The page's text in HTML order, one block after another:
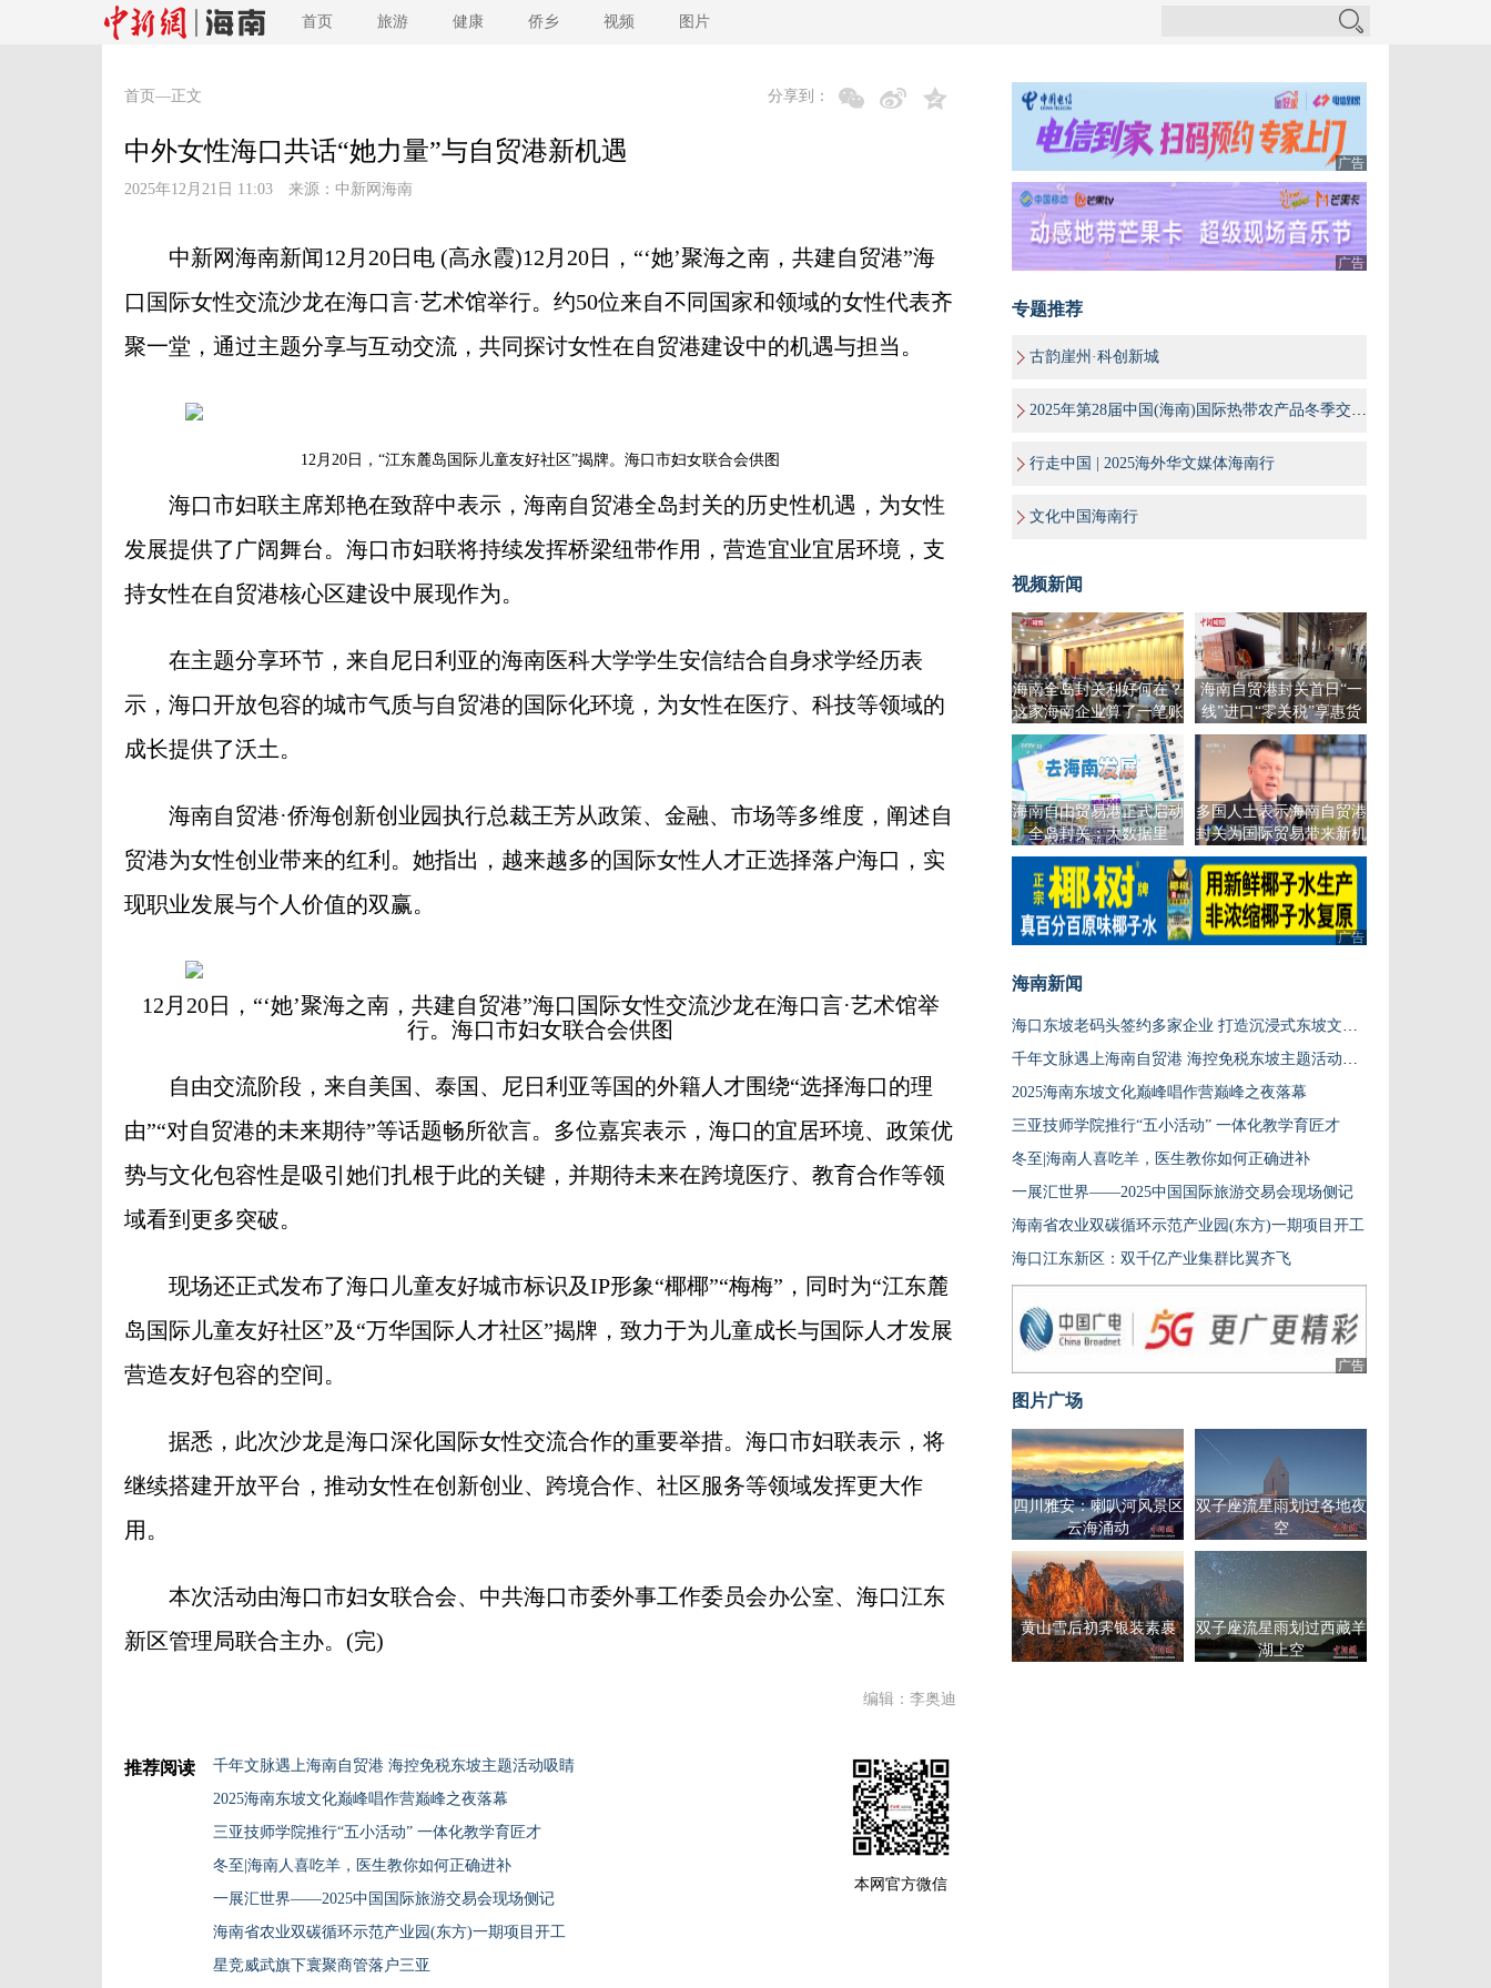
首页 旅游 健康 侨乡 视频 图片
首页 —正文 分享到：
中外女性海口共话“她力量”与自贸港新机遇
2025年12月21日 11:03 来源： 中新网海南
中新网海南新闻12月20日电 (高永霞)12月20日，“‘她’聚海之南，共建自贸港”海
口国际女性交流沙龙在海口言·艺术馆举行。约50位来自不同国家和领域的女性代表齐
聚一堂，通过主题分享与互动交流，共同探讨女性在自贸港建设中的机遇与担当。
12月20日，“江东麓岛国际儿童友好社区”揭牌。海口市妇女联合会供图
海口市妇联主席郑艳在致辞中表示，海南自贸港全岛封关的历史性机遇，为女性
发展提供了广阔舞台。海口市妇联将持续发挥桥梁纽带作用，营造宜业宜居环境，支
持女性在自贸港核心区建设中展现作为。
在主题分享环节，来自尼日利亚的海南医科大学学生安信结合自身求学经历表
示，海口开放包容的城市气质与自贸港的国际化环境，为女性在医疗、科技等领域的
成长提供了沃土。
海南自贸港·侨海创新创业园执行总裁王芳从政策、金融、市场等多维度，阐述自
贸港为女性创业带来的红利。她指出，越来越多的国际女性人才正选择落户海口，实
现职业发展与个人价值的双赢。
12月20日，“‘她’聚海之南，共建自贸港”海口国际女性交流沙龙在海口言·艺术馆举
行。海口市妇女联合会供图
自由交流阶段，来自美国、泰国、尼日利亚等国的外籍人才围绕“选择海口的理
由”“对自贸港的未来期待”等话题畅所欲言。多位嘉宾表示，海口的宜居环境、政策优
势与文化包容性是吸引她们扎根于此的关键，并期待未来在跨境医疗、教育合作等领
域看到更多突破。
现场还正式发布了海口儿童友好城市标识及IP形象“椰椰”“梅梅”，同时为“江东麓
岛国际儿童友好社区”及“万华国际人才社区”揭牌，致力于为儿童成长与国际人才发展
营造友好包容的空间。
据悉，此次沙龙是海口深化国际女性交流合作的重要举措。海口市妇联表示，将
继续搭建开放平台，推动女性在创新创业、跨境合作、社区服务等领域发挥更大作
用。
本次活动由海口市妇女联合会、中共海口市委外事工作委员会办公室、海口江东
新区管理局联合主办。(完)
编辑：李奥迪
推荐阅读
千年文脉遇上海南自贸港 海控免税东坡主题活动吸睛
2025海南东坡文化巅峰唱作营巅峰之夜落幕
三亚技师学院推行“五小活动” 一体化教学育匠才
冬至|海南人喜吃羊，医生教你如何正确进补
一展汇世界——2025中国国际旅游交易会现场侧记
海南省农业双碳循环示范产业园(东方)一期项目开工
星竞威武旗下寰聚商管落户三亚
本网官方微信
广告
广告
专题推荐
古韵崖州·科创新城
2025年第28届中国(海南)国际热带农产品冬季交易会
行走中国 | 2025海外华文媒体海南行
文化中国海南行
视频新闻
海南全岛封关利好何在？
这家海南企业算了一笔账
海南自贸港封关首日“一
线”进口“零关税”享惠货
物3.6亿元
海南自由贸易港正式启动
全岛封关：大数据里
的“动词变化”
多国人士表示海南自贸港
封关为国际贸易带来新机
遇
广告
海南新闻
海口东坡老码头签约多家企业 打造沉浸式东坡文化国际窗口
千年文脉遇上海南自贸港 海控免税东坡主题活动吸睛
2025海南东坡文化巅峰唱作营巅峰之夜落幕
三亚技师学院推行“五小活动” 一体化教学育匠才
冬至|海南人喜吃羊，医生教你如何正确进补
一展汇世界——2025中国国际旅游交易会现场侧记
海南省农业双碳循环示范产业园(东方)一期项目开工
海口江东新区：双千亿产业集群比翼齐飞
广告
图片广场
四川雅安：喇叭河风景区
云海涌动
双子座流星雨划过各地夜
空
黄山雪后初霁银装素裹
双子座流星雨划过西藏羊
湖上空